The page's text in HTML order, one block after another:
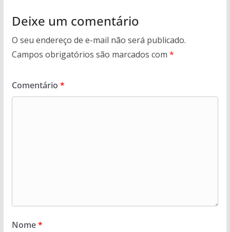
Deixe um comentário
O seu endereço de e-mail não será publicado.
Campos obrigatórios são marcados com *
Comentário *
Nome*